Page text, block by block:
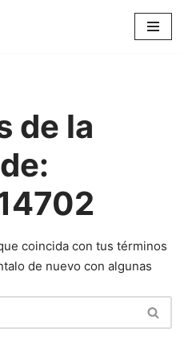
de la
coincida con tus términos
de nuevo con algunas